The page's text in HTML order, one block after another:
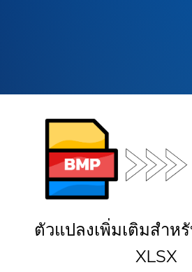
ตัวแปลงเพิ่มเติมสำห
XLSX